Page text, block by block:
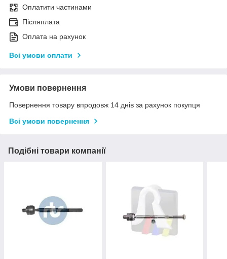
Оплатити частинами
Післяплата
Оплата на рахунок
Всі умови оплати
Умови повернення
Повернення товару впродовж 14 днів за рахунок покупця
Всі умови повернення
Подібні товари компанії